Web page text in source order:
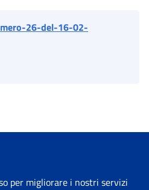
26-del-16-02-
per migliorare i nostri servizi